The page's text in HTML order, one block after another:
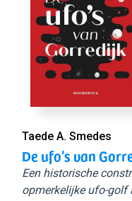
Taede A. Smedes
De ufo’s van
Een historische
opmerkelijke ufo-golf